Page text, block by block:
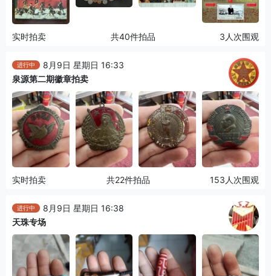
实时拍卖 共40件拍品 3人次围观
进行中
8月9日 星期日 16:33
泉源第二期徽章拍卖
实时拍卖 共22件拍品 153人次围观
进行中
8月9日 星期日 16:38
天珠专场